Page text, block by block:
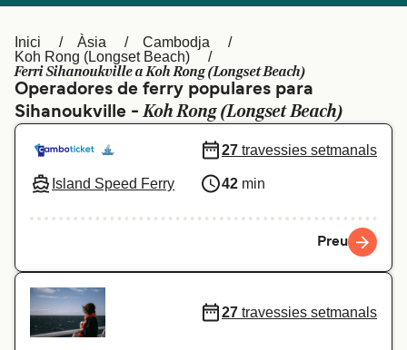
Ελλάδα Belgique (FR)
Polska
Schweiz (DE) Norge
Україна Indonesia
المغرب Maroc (FR)
Inici Àsia
Cambodja
Koh Rong (Longset Beach)
Ferri Sihanoukville a Koh Rong (Longset Beach)
Operadores de ferry populares para
Sihanoukville -Koh Rong (Longset Beach)
Island Speed Ferry
27 travessies setmanals
42 min
Preu
27 travessies setmanals